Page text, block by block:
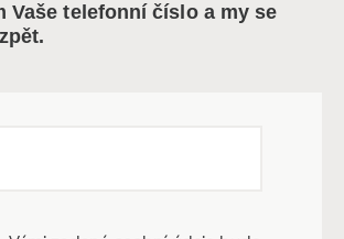
Vaše telefonní číslo a my se